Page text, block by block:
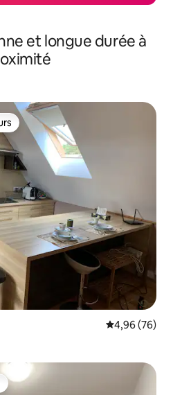
et longue durée à
les plus appréciés
Évaluation
4,96 (76)